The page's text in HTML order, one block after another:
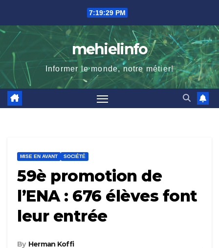
content
7:19:30 PM
mehielinfo
Informer le monde, notre métier!
MISE EN AVANT SOCIÉTÉ
59è promotion de
l’ENA : 676 élèves font
leur entrée
By Herman Koffi